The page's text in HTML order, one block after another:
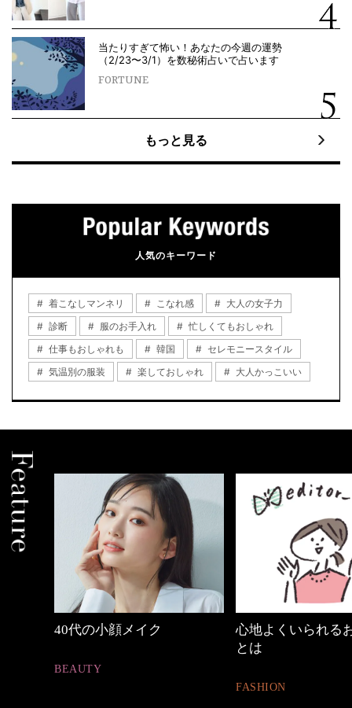
当たりすぎて怖い！あなたの今週の運勢
（2/23〜3/1）を数秘術占いで占います
FORTUNE
もっと見る
人気のキーワード
着こなしマンネリ こなれ感
大人の女子力
診断
服のお手入れ
忙しくてもおしゃれ
仕事もおしゃれも
韓国
セレモニースタイル
気温別の服装
楽しておしゃれ 大人かっこいい
心地よくいられるおしゃれ
【ワーママのきれ
ュアル通勤】
FASHION